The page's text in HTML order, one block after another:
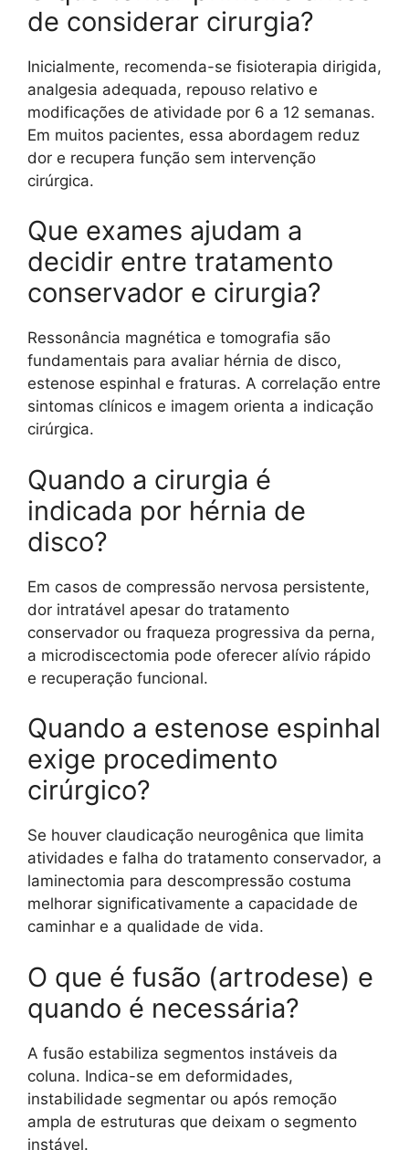
de considerar cirurgia?
Inicialmente, recomenda-se fisioterapia dirigida,
analgesia adequada, repouso relativo e
modificações de atividade por 6 a 12 semanas.
Em muitos pacientes, essa abordagem reduz
dor e recupera função sem intervenção
cirúrgica.
Que exames ajudam a
decidir entre tratamento
conservador e cirurgia?
Ressonância magnética e tomografia são
fundamentais para avaliar hérnia de disco,
estenose espinhal e fraturas. A correlação entre
sintomas clínicos e imagem orienta a indicação
cirúrgica.
Quando a cirurgia é
indicada por hérnia de
disco?
Em casos de compressão nervosa persistente,
dor intratável apesar do tratamento
conservador ou fraqueza progressiva da perna,
a microdiscectomia pode oferecer alívio rápido
e recuperação funcional.
Quando a estenose espinhal
exige procedimento
cirúrgico?
Se houver claudicação neurogênica que limita
atividades e falha do tratamento conservador, a
laminectomia para descompressão costuma
melhorar significativamente a capacidade de
caminhar e a qualidade de vida.
O que é fusão (artrodese) e
quando é necessária?
A fusão estabiliza segmentos instáveis da
coluna. Indica-se em deformidades,
instabilidade segmentar ou após remoção
ampla de estruturas que deixam o segmento
instável.